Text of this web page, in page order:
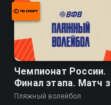
Чемпионат России.
Финал этапа. Матч
е место. Мужчины
Пляжный волейбол